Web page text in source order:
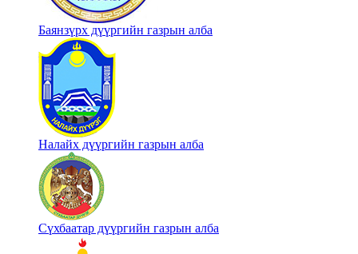
Баянзүрх дүүргийн газрын алба
Налайх дүүргийн газрын алба
Сүхбаатар дүүргийн газрын алба